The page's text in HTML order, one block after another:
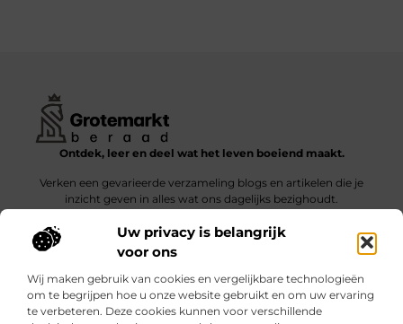
Uw privacy is belangrijk
voor ons
Wij maken gebruik van cookies en vergelijkbare technologieën
om te begrijpen hoe u onze website gebruikt en om uw ervaring
te verbeteren. Deze cookies kunnen voor verschillende
Ontdek, leer en deel wat het leven boeiend maakt.
Verken een gevarieerde verzameling blogs en artikelen die je
inzicht geven in alles wat ons dagelijks bezighoudt.
Bericht categorie